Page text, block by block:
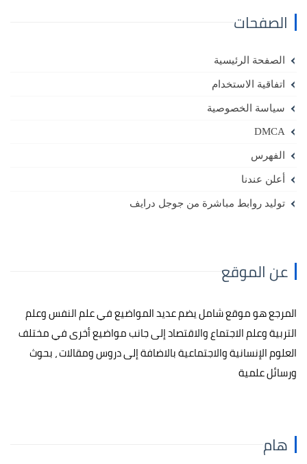
الصفحات
الصفحة الرئيسية
اتفاقية الاستخدام
سياسة الخصوصية
DMCA
الفهرس
أعلن عندنا
توليد روابط مباشرة من جوجل درايف
عن الموقع
المرجع هو موقع شامل يضم عديد المواضيع في علم النفس وعلم
التربية وعلم الاجتماع والاقتصاد إلى جانب مواضيع أخرى في مختلف
العلوم الإنسانية والاجتماعية بالاضافة إلى دروس ومقالات ، بحوث
ورسائل علمية
هام